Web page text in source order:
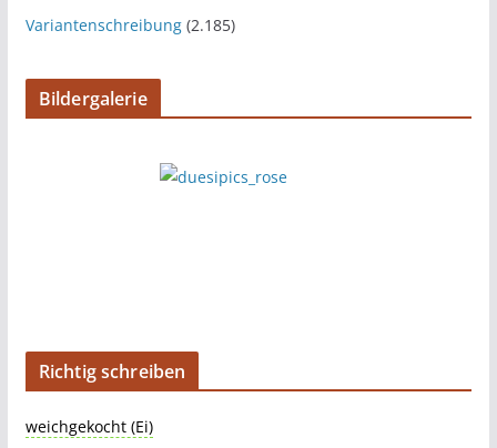
Variantenschreibung(2.185)
Bildergalerie
Richtig schreiben
weichgekocht (Ei)